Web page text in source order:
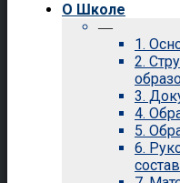
О Школе
—
1.
2.
3.
4.
5.
6.